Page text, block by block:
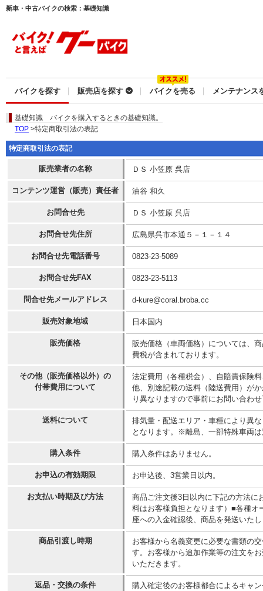
新車・中古バイクの検索：基礎知識
バイクを探す 販売店を探す バイクを売る メンテナンス
基礎知識 バイクを購入するときの基礎知識。
TOP >特定商取引法の表記
特定商取引法の表記
販売業者の名称 ＤＳ 小笠原 呉店
コンテンツ運営（販売）責任者 油谷 和久
お問合せ先 ＤＳ 小笠原 呉店
お問合せ先住所 広島県呉市本通５－１－１４
お問合せ先電話番号 0823-23-5089
お問合せ先FAX 0823-23-5113
問合せ先メールアドレス d-kure@coral.broba.cc
販売対象地域 日本国内
販売価格
販売価格（車両価格）については、
費税が含まれております。
その他（販売価格以外）の
付帯費用について
法定費用（各種税金）、自賠責保険
他、別途記載の送料（陸送費用）が
り異なりますので事前にお問い合わ
送料について
排気量・配送エリア・車種により異
となります。※離島、一部特殊車両
購入条件 購入条件はありません。
お申込の有効期限 お申込後、3営業日以内。
お支払い時期及び方法
商品ご注文後3日以内に下記の方法に
料はお客様負担となります）■各種
座への入金確認後、商品を発送いた
商品引渡し時期
お客様から名義変更に必要な書類の
す。お客様から追加作業等の注文を
いただきます。
返品・交換の条件
購入確定後のお客様都合によるキャ